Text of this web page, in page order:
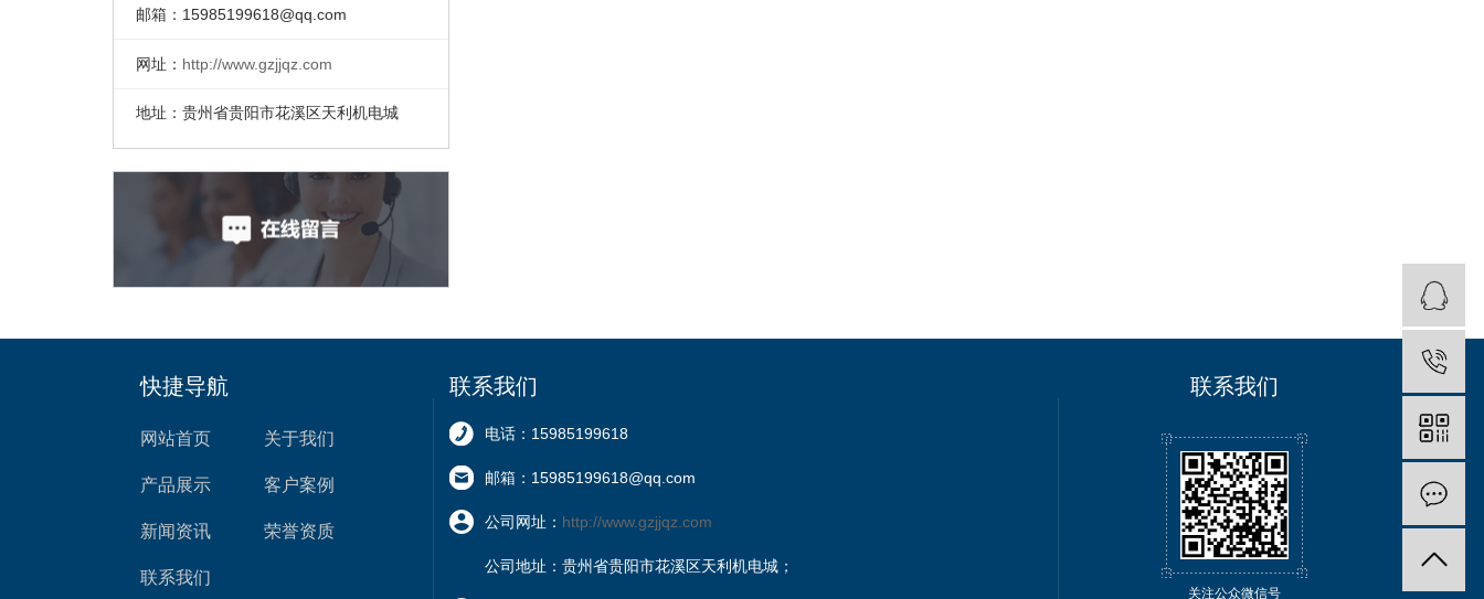
邮箱： 15985199618@qq.com
网址： http://www.gzjjqz.com
地址：贵州省贵阳市花溪区天利机电城
快捷导航
网站首页 关于我们
产品展示 客户案例
新闻资讯 荣誉资质
联系我们
联系我们
电话：15985199618
邮箱：15985199618@qq.com
公司网址： http://www.gzjjqz.com
公司地址：贵州省贵阳市花溪区天利机电城；
联系我们
关注公众微信号